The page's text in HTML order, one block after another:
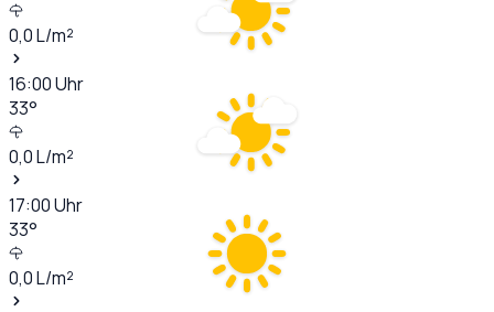
0,0L/m²
16:00Uhr
33°
0,0L/m²
17:00Uhr
33°
0,0L/m²